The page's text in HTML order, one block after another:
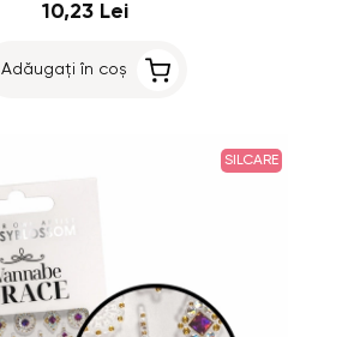
10,23 Lei
Adăugați în coș
SILCARE